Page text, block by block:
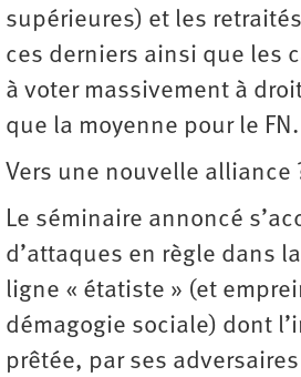
supérieures) et les
ces derniers ainsi que les
à voter massivement à
que la moyenne pour le FN.
Vers une nouvelle alliance
Le séminaire annoncé
d’attaques en règle dans
ligne « étatiste » (et
démagogie sociale) dont
prêtée, par ses